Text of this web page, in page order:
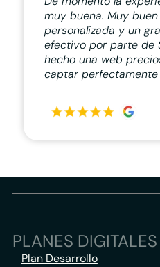
muy buena. Muy
personalizada y un
efectivo por parte de
hecho una web
captar perfectamente
PLANES DIGITALES
Plan Desarrollo